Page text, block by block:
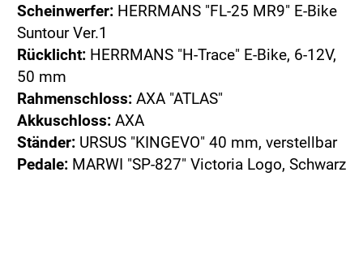
Scheinwerfer: HERRMANS "FL-25 MR9" E-Bike
Suntour Ver.1
Rücklicht: HERRMANS "H-Trace" E-Bike, 6-12V,
50 mm
Rahmenschloss: AXA "ATLAS"
Akkuschloss: AXA
Ständer: URSUS "KINGEVO" 40 mm, verstellbar
Pedale: MARWI "SP-827" Victoria Logo, Schwarz